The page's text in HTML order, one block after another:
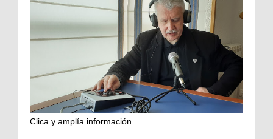
Clica y amplía información